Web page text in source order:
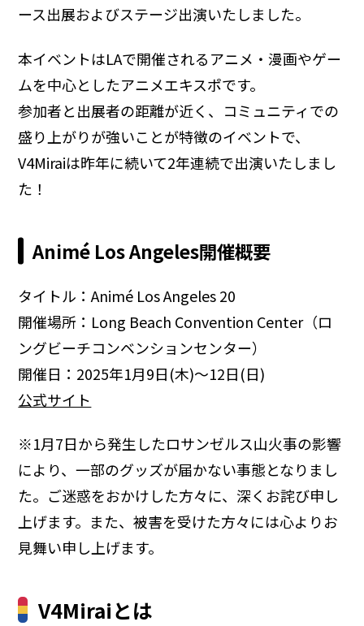
ース出展およびステージ出演いたしました。
本イベントはLAで開催されるアニメ・漫画やゲー
ムを中心としたアニメエキスポです。
参加者と出展者の距離が近く、コミュニティでの
盛り上がりが強いことが特徴のイベントで、
V4Miraiは昨年に続いて2年連続で出演いたしまし
た！
Animé Los Angeles開催概要
タイトル：Animé Los Angeles 20
開催場所：Long Beach Convention Center（ロ
ングビーチコンベンションセンター）
開催日：2025年1月9日(木)〜12日(日)
公式サイト
※1月7日から発生したロサンゼルス山火事の影響
により、一部のグッズが届かない事態となりまし
た。ご迷惑をおかけした方々に、深くお詫び申し
上げます。また、被害を受けた方々には心よりお
見舞い申し上げます。
V4Miraiとは